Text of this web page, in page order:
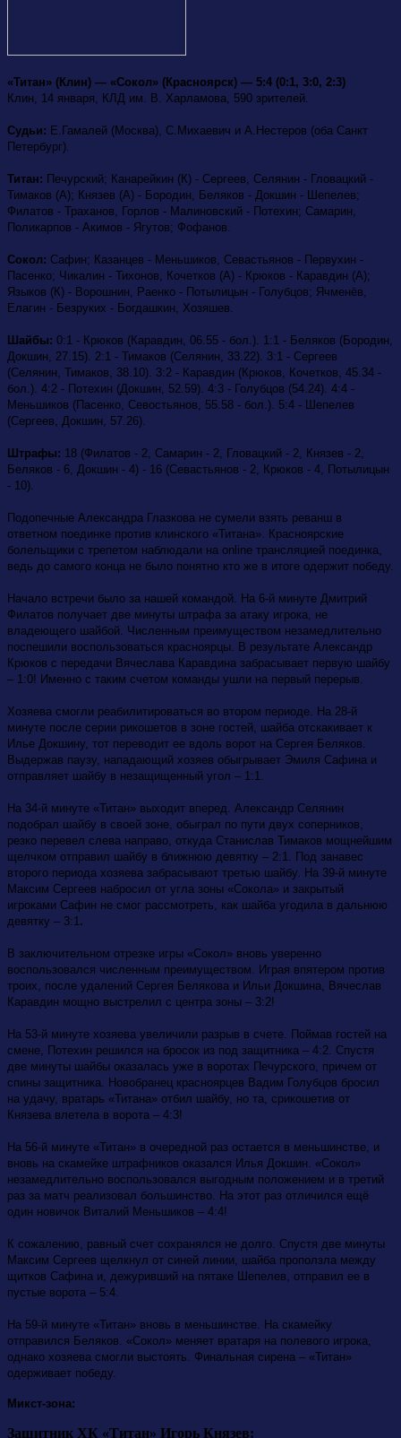
«Титан» (Клин) — «Сокол» (Красноярск) — 5:4 (0:1, 3:0, 2:3)
Клин, 14 января, КЛД им. В. Харламова, 590 зрителей.
Судьи: Е.Гамалей (Москва), С.Михаевич и А.Нестеров (оба Санкт
Петербург).
Титан: Печурский; Канарейкин (К) - Сергеев, Селянин - Гловацкий -
Тимаков (А); Князев (А) - Бородин, Беляков - Докшин - Шепелев;
Филатов - Траханов, Горлов - Малиновский - Потехин; Самарин,
Поликарпов - Акимов - Ягутов; Фофанов.
Сокол: Сафин; Казанцев - Меньшиков, Севастьянов - Первухин -
Пасенко; Чикалин - Тихонов, Кочетков (А) - Крюков - Каравдин (А);
Языков (К) - Ворошнин, Раенко - Потылицын - Голубцов; Ячменёв,
Елагин - Безруких - Богдашкин, Хозяшев.
Шайбы: 0:1 - Крюков (Каравдин, 06.55 - бол.). 1:1 - Беляков (Бородин,
Докшин, 27.15). 2:1 - Тимаков (Селянин, 33.22). 3:1 - Сергеев
(Селянин, Тимаков, 38.10). 3:2 - Каравдин (Крюков, Кочетков, 45.34 -
бол.). 4:2 - Потехин (Докшин, 52.59). 4:3 - Голубцов (54.24). 4:4 -
Меньшиков (Пасенко, Севостьянов, 55.58 - бол.). 5:4 - Шепелев
(Сергеев, Докшин, 57.26).
Штрафы: 18 (Филатов - 2, Самарин - 2, Гловацкий - 2, Князев - 2,
Беляков - 6, Докшин - 4) - 16 (Севастьянов - 2, Крюков - 4, Потылицын
- 10).
Подопечные Александра Глазкова не сумели взять реванш в
ответном поединке против клинского «Титана». Красноярские
болельщики с трепетом наблюдали на online трансляцией поединка,
ведь до самого конца не было понятно кто же в итоге одержит победу.
Начало встречи было за нашей командой. На 6-й минуте Дмитрий
Филатов получает две минуты штрафа за атаку игрока, не
владеющего шайбой. Численным преимуществом незамедлительно
поспешили воспользоваться красноярцы. В результате Александр
Крюков с передачи Вячеслава Каравдина забрасывает первую шайбу
– 1:0! Именно с таким счетом команды ушли на первый перерыв.
Хозяева смогли реабилитироваться во втором периоде. На 28-й
минуте после серии рикошетов в зоне гостей, шайба отскакивает к
Илье Докшину, тот переводит ее вдоль ворот на Сергея Беляков.
Выдержав паузу, нападающий хозяев обыгрывает Эмиля Сафина и
отправляет шайбу в незащищенный угол – 1:1.
На 34-й минуте «Титан» выходит вперед. Александр Селянин
подобрал шайбу в своей зоне, обыграл по пути двух соперников,
резко перевел слева направо, откуда Станислав Тимаков мощнейшим
щелчком отправил шайбу в ближнюю девятку – 2:1. Под занавес
второго периода хозяева забрасывают третью шайбу. На 39-й минуте
Максим Сергеев набросил от угла зоны «Сокола» и закрытый
игроками Сафин не смог рассмотреть, как шайба угодила в дальнюю
девятку – 3:1 .
В заключительном отрезке игры «Сокол» вновь уверенно
воспользовался численным преимуществом. Играя впятером против
троих, после удалений Сергея Белякова и Ильи Докшина, Вячеслав
Каравдин мощно выстрелил с центра зоны – 3:2!
На 53-й минуте хозяева увеличили разрыв в счете. Поймав гостей на
смене, Потехин решился на бросок из под защитника – 4:2. Спустя
две минуты шайбы оказалась уже в воротах Печурского, причем от
спины защитника. Новобранец красноярцев Вадим Голубцов бросил
на удачу, вратарь «Титана» отбил шайбу, но та, срикошетив от
Князева влетела в ворота – 4:3!
На 56-й минуте «Титан» в очередной раз остается в меньшинстве, и
вновь на скамейке штрафников оказался Илья Докшин. «Сокол»
незамедлительно воспользовался выгодным положением и в третий
раз за матч реализовал большинство. На этот раз отличился ещё
один новичок Виталий Меньшиков – 4:4!
К сожалению, равный счет сохранялся не долго. Спустя две минуты
Максим Сергеев щелкнул от синей линии, шайба проползла между
щитков Сафина и, дежуривший на пятаке Шепелев, отправил ее в
пустые ворота – 5:4.
На 59-й минуте «Титан» вновь в меньшинстве. На скамейку
отправился Беляков. «Сокол» меняет вратаря на полевого игрока,
однако хозяева смогли выстоять. Финальная сирена – «Титан»
одерживает победу.
Микст-зона:
Защитник ХК «Титан» Игорь Князев: